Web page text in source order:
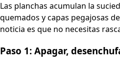
Las planchas acumulan la
quemados y capas pegajosas
noticia es que no necesitas
Paso 1: Apagar,